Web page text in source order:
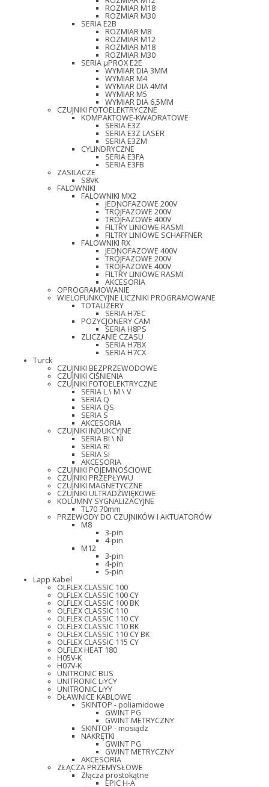
ROZMIAR M18
ROZMIAR M30
SERIA E2B
ROZMIAR M8
ROZMIAR M12
ROZMIAR M18
ROZMIAR M30
SERIA µPROX E2E
WYMIAR DIA 3MM
WYMIAR M4
WYMIAR DIA 4MM
WYMIAR M5
WYMIAR DIA 6,5MM
CZUJNIKI FOTOELEKTRYCZNE
KOMPAKTOWE-KWADRATOWE
SERIA E3Z
SERIA E3Z LASER
SERIA E3ZM
CYLINDRYCZNE
SERIA E3FA
SERIA E3FB
ZASILACZE
S8VK
FALOWNIKI
FALOWNIKI MX2
JEDNOFAZOWE 200V
TRÓJFAZOWE 200V
TRÓJFAZOWE 400V
FILTRY LINIOWE RASMI
FILTRY LINIOWE SCHAFFNER
FALOWNIKI RX
JEDNOFAZOWE 400V
TRÓJFAZOWE 200V
TRÓJFAZOWE 400V
FILTRY LINIOWE RASMI
AKCESORIA
OPROGRAMOWANIE
WIELOFUNKCYJNE LICZNIKI PROGRAMOWANE
TOTALIZERY
SERIA H7EC
POZYCJONERY CAM
SERIA H8PS
ZLICZANIE CZASU
SERIA H7BX
SERIA H7CX
Turck
CZUJNIKI BEZPRZEWODOWE
CZUJNIKI CIŚNIENIA
CZUJNIKI FOTOELEKTRYCZNE
SERIA L \ M \ V
SERIA Q
SERIA QS
SERIA S
AKCESORIA
CZUJNIKI INDUKCYJNE
SERIA BI \ NI
SERIA RI
SERIA SI
AKCESORIA
CZUJNIKI POJEMNOŚCIOWE
CZUJNIKI PRZEPŁYWU
CZUJNIKI MAGNETYCZNE
CZUJNIKI ULTRADŹWIĘKOWE
KOLUMNY SYGNALIZACYJNE
TL70 70mm
PRZEWODY DO CZUJNIKÓW I AKTUATORÓW
M8
3-pin
4-pin
M12
3-pin
4-pin
5-pin
Lapp Kabel
OLFLEX CLASSIC 100
OLFLEX CLASSIC 100 CY
OLFLEX CLASSIC 100 BK
OLFLEX CLASSIC 110
OLFLEX CLASSIC 110 CY
OLFLEX CLASSIC 110 BK
OLFLEX CLASSIC 110 CY BK
OLFLEX CLASSIC 115 CY
OLFLEX HEAT 180
H05V-K
H07V-K
UNITRONIC BUS
UNITRONIC LiYCY
UNITRONIC LiYY
DŁAWNICE KABLOWE
SKINTOP - poliamidowe
GWINT PG
GWINT METRYCZNY
SKINTOP - mosiądz
NAKRĘTKI
GWINT PG
GWINT METRYCZNY
AKCESORIA
ZŁĄCZA PRZEMYSŁOWE
Złącza prostokątne
EPIC H-A